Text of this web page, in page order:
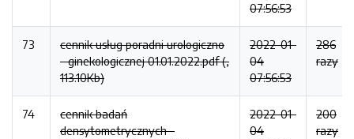
07:56:53
73
cennik usług poradni urologiczno
- ginekologicznej 01.01.2022.pdf (,
113.10Kb)
2022-01-
04
07:56:53
286
razy
74
cennik badań
densytometrycznych -
2022-01-
04
200
razy